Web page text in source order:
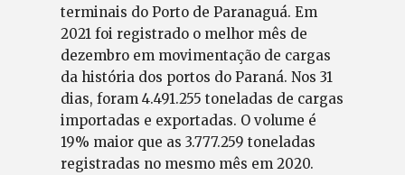
terminais do Porto de Paranaguá. Em
2021 foi registrado o melhor mês de
dezembro em movimentação de cargas
da história dos portos do Paraná. Nos 31
dias, foram 4.491.255 toneladas de cargas
importadas e exportadas. O volume é
19% maior que as 3.777.259 toneladas
registradas no mesmo mês em 2020.